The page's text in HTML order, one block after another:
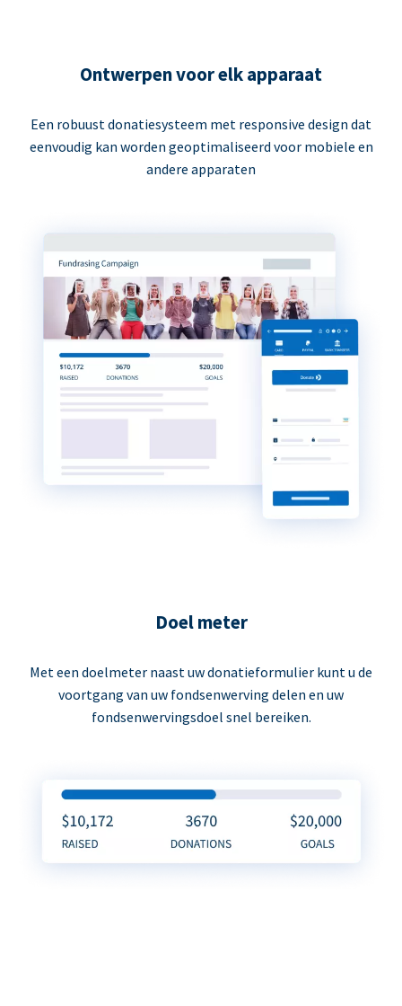
Ontwerpen voor elk apparaat
Een robuust donatiesysteem met responsive design dat
eenvoudig kan worden geoptimaliseerd voor mobiele en
andere apparaten
Doel meter
Met een doelmeter naast uw donatieformulier kunt u de
voortgang van uw fondsenwerving delen en uw
fondsenwervingsdoel snel bereiken.